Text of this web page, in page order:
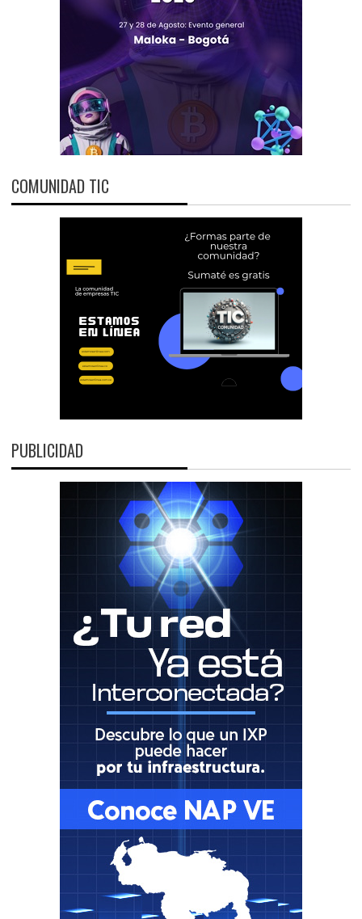
COMUNIDAD TIC
PUBLICIDAD